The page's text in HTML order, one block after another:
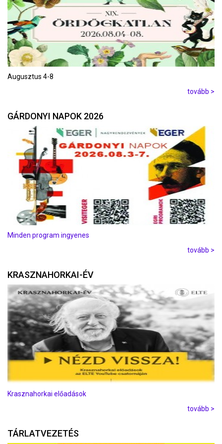
Augusztus 4-8
tovább >
GÁRDONYI NAPOK 2026
Minden program ingyenes
tovább >
KRASZNAHORKAI-ÉV
Krasznahorkai előadások
tovább >
TÁRLATVEZETÉS